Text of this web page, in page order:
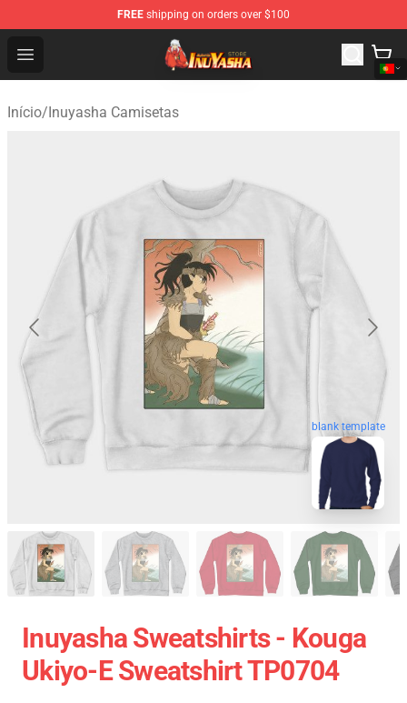
FREE shipping on orders over $100
Open menu
Inuyasha Store - Official Inuyasha Merchandise Shop
Início/Inuyasha Camisetas
blank template
Inuyasha Sweatshirts - Kouga
Ukiyo-E Sweatshirt TP0704